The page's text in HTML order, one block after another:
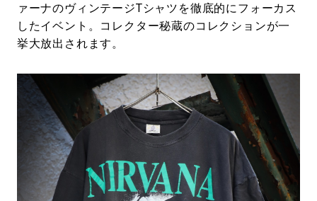
ァーナのヴィンテージTシャツを徹底的にフォーカス
したイベント。コレクター秘蔵のコレクションが一
挙大放出されます。